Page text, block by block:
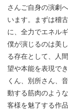
さんご自身の演劇
います。まずは稽
に、全力でエネル
僕が演じるのは美
る存在として、人
望や本能を表現で
くん、別所さん、
動する筋肉のよう
客様を魅了する作